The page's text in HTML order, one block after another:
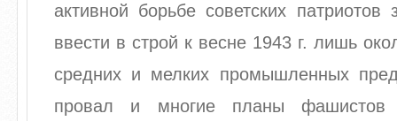
активной борьбе советских патриотов
ввести в строй к весне 1943 г. лишь
средних и мелких промышленных
провал и многие планы фашистов